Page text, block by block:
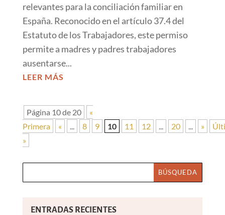
relevantes para la conciliación familiar en
España. Reconocido en el artículo 37.4 del
Estatuto de los Trabajadores, este permiso
permite a madres y padres trabajadores
ausentarse...
LEER MÁS
Página 10 de 20
«
Primera
« ... 8 9 10 11 12 ... 20 ... »
»
ENTRADAS RECIENTES